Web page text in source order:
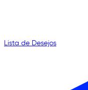
Lista de Desejos